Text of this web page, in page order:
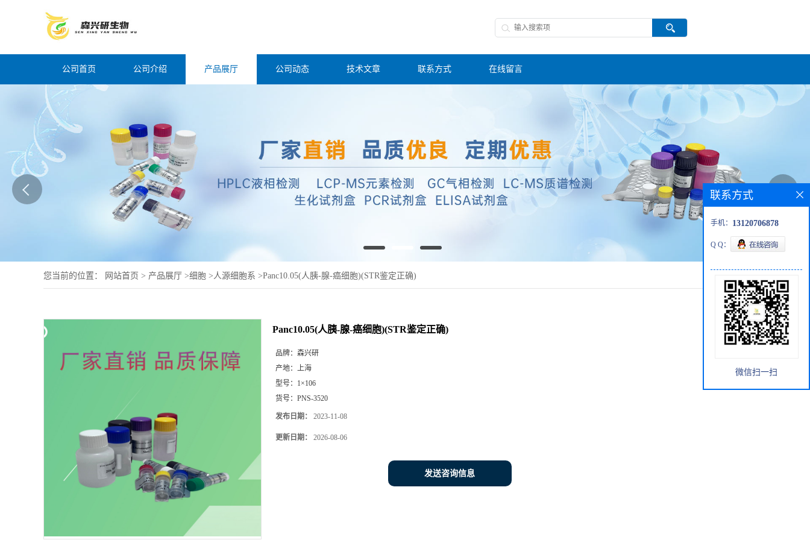
公司首页 公司介绍 产品展厅 公司动态 技术文章 联系方式 在线留言
您当前的位置： 网站首页 > 产品展厅 >细胞 >人源细胞系 >Panc10.05(人胰-腺-癌细胞)(STR鉴定正确)
Panc10.05(人胰-腺-癌细胞)(STR鉴定正确)
品牌： 森兴研
产地： 上海
型号： 1×106
货号： PNS-3520
发布日期： 2023-11-08
更新日期： 2026-08-06
发送咨询信息
联系方式
手机： 13120706878
Q Q：
微信扫一扫